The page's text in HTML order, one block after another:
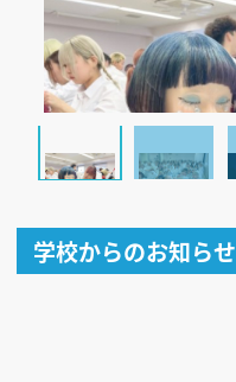
学校からのお知らせ